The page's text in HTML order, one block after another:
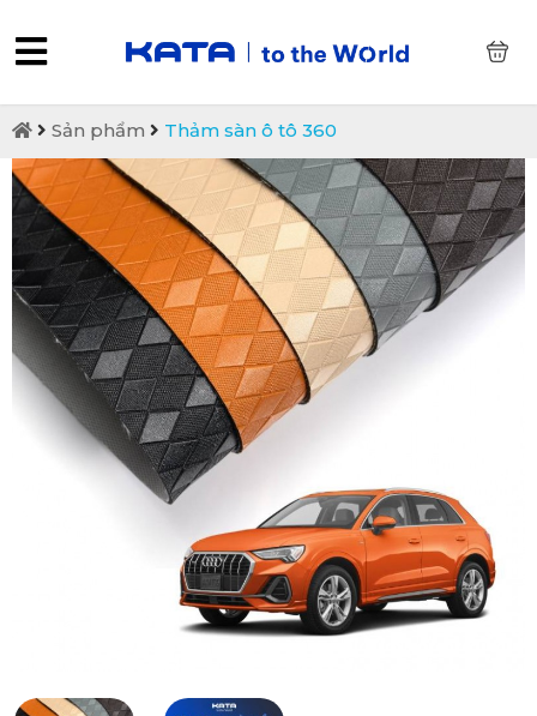
Sản phẩm Thảm sàn ô tô 360